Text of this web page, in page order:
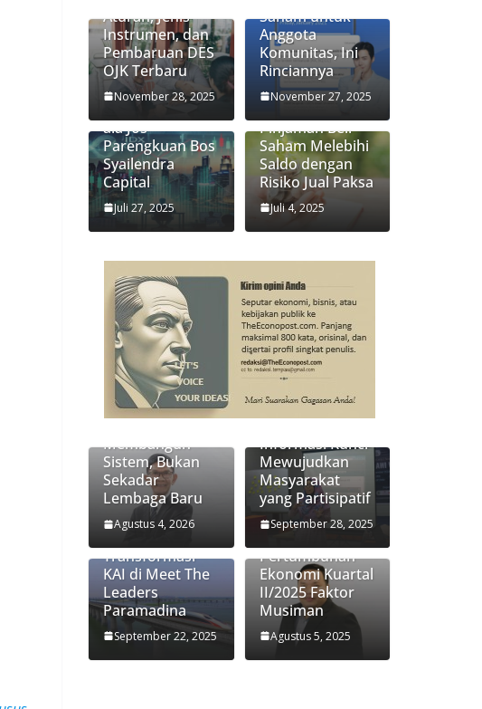
Aturan, Jenis
Instrumen, dan
Pembaruan DES
OJK Terbaru
November 28, 2025
Saham untuk
Anggota
Komunitas, Ini
Rinciannya
November 27, 2025
3 Strategi
ala Jos
Parengkuan Bos
Syailendra
Capital
Juli 27, 2025
Apa Itu Fitur
Pinjaman Beli
Saham Melebihi
Saldo dengan
Risiko Jual Paksa
Juli 4, 2025
Transformasi
Membangun
Sistem, Bukan
Sekadar
Lembaga Baru
Agustus 4, 2026
Informasi Kunci
Mewujudkan
Masyarakat
yang Partisipatif
September 28, 2025
Didiek
Hartantyo
Ungkap Kunci
Transformasi
KAI di Meet The
Leaders
Paramadina
September 22, 2025
Ekonom
Paramadina
Handi Risza:
Pertumbuhan
Ekonomi Kuartal
II/2025 Faktor
Musiman
Agustus 5, 2025